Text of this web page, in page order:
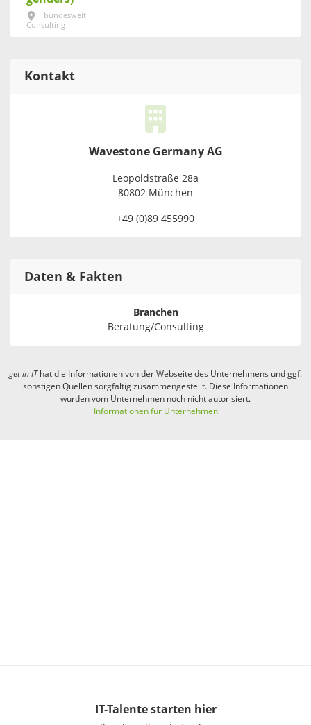
bundesweit
Consulting
Kontakt
Wavestone Germany AG
Leopoldstraße 28a
80802 München
+49 (0)89 455990
Daten & Fakten
Branchen
Beratung/Consulting
get in IThat die Informationen von der Webseite des Unternehmens und ggf.
sonstigen Quellen sorgfältig zusammengestellt. Diese Informationen
wurden vom Unternehmen noch nicht autorisiert.
Informationen für Unternehmen
IT-Talentestarten hier